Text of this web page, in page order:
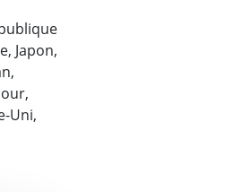
Japon,
Uni,